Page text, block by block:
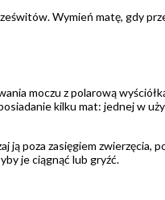
Wymień matę, gdy
moczu z polarową
kilku mat: jednej w
ją poza zasięgiem zwierzęcia,
je ciągnąć lub gryźć.